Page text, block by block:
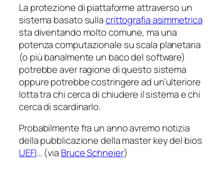
La protezione di piattaforme attraverso un
sistema basato sullacrittografia asimmetrica
sta diventando molto comune, ma una
potenza computazionale su scala planetaria
(o più banalmente un baco del software)
potrebbe aver ragione di questo sistema
oppure potrebbe costringere ad un’ulteriore
lotta tra chi cerca di chiudere il sistema e chi
cerca di scardinarlo.
Probabilmente fra un anno avremo notizia
della pubblicazione dellamaster keydel bios
UEFI… (via Bruce Schneier)